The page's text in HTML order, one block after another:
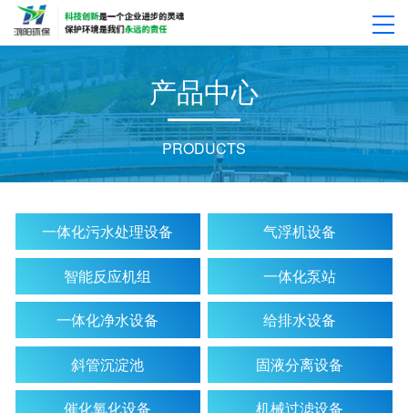
产品中心
PRODUCTS
一体化污水处理设备 气浮机设备
智能反应机组 一体化泵站
一体化净水设备 给排水设备
斜管沉淀池 固液分离设备
催化氧化设备 机械过滤设备